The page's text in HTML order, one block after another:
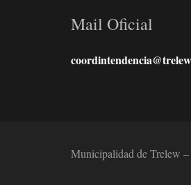
Mail Oficial
Municipalidad de Trelew